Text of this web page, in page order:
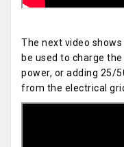
The next video
be used to charge
power, or adding 25/
from the electrical